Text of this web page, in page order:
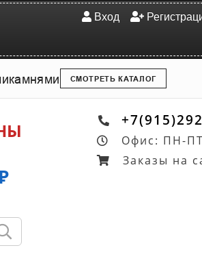
Вход
камнями СМОТРЕТЬ КАТАЛОГ
Офис: ПН-ПТ
Заказы на